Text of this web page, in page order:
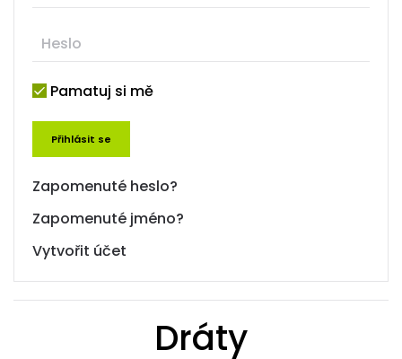
Pamatuj si mě
Přihlásit se
Zapomenuté heslo?
Zapomenuté jméno?
Vytvořit účet
Dráty